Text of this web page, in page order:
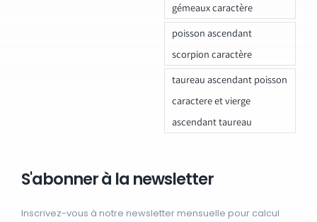
gémeaux caractère
poisson ascendant
scorpion caractère
taureau ascendant poisson
caractere et vierge
ascendant taureau
S'abonner à la newsletter
Inscrivez-vous à notre newsletter mensuelle pour calcul